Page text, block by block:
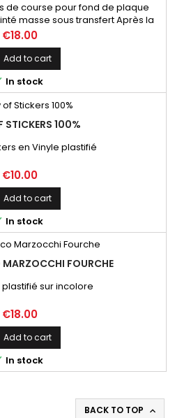
de course pour fond de plaque
masse sous transfert Après la
un mail afin de valider les
. Vous recevrez une
qui précèdera l'envoi
Price
€18.00
Add to cart
In stock
STICKERS 100%
en Vinyle plastifié
Price
€10.00
Add to cart
In stock
MARZOCCHI FOURCHE
plastifié sur incolore
Price
€18.00
Add to cart
In stock
BACK TO TOP 